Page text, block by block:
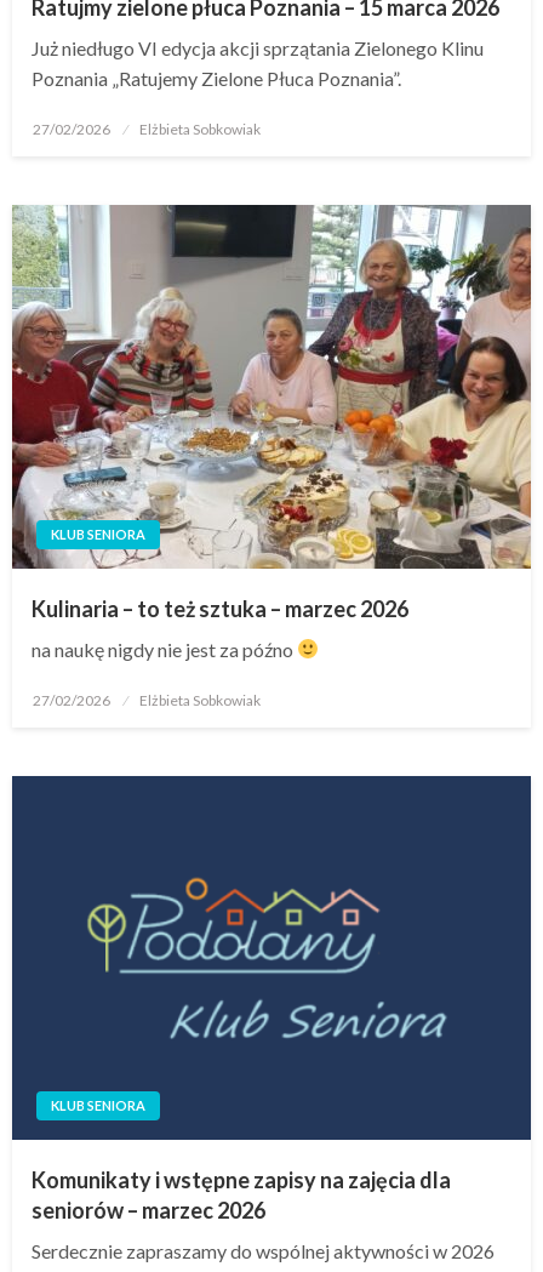
Ratujmy zielone płuca Poznania – 15 marca 2026
Już niedługo VI edycja akcji sprzątania Zielonego Klinu
Poznania „Ratujemy Zielone Płuca Poznania”.
27/02/2026 Elżbieta Sobkowiak
KLUB SENIORA
Kulinaria – to też sztuka – marzec 2026
na naukę nigdy nie jest za późno
27/02/2026 Elżbieta Sobkowiak
KLUB SENIORA
Komunikaty i wstępne zapisy na zajęcia dla
seniorów – marzec 2026
Serdecznie zapraszamy do wspólnej aktywności w 2026